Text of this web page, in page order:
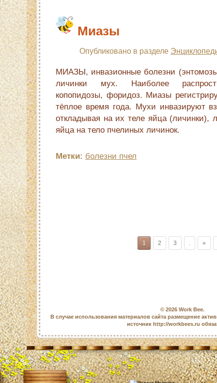
Миазы
Опубликовано в разделе
МИАЗЫ, инвазионные болезни
личинки мух. Наиболее
копопидозы, форидоз. Миазы
тёплое время года. Мухи инвазируют
откладывая на их теле яйца (личинки),
яйца на тело пчелиных личинок.
Метки: болезни пчел
1 2 3 . »
© 2026 Work Bee.
В случае использования материалов сайта размещение
источник http://workbees.ru